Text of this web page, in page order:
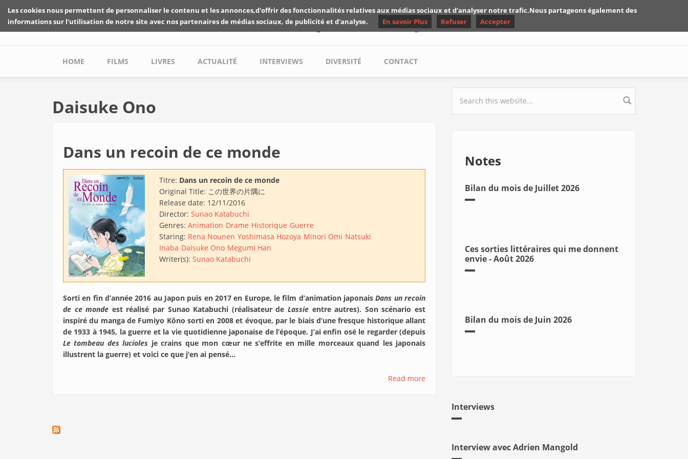
Skip to main content
Les critiques de Yuyine
Main menu
HOME FILMS LIVRES ACTUALITÉ INTERVIEWS DIVERSITÉ CONTACT
Daisuke Ono
Dans un recoin de ce monde
Titre: Dans un recoin de ce monde
Original Title: この世界の片隅に
Release date: 12/11/2016
Director: Sunao Katabuchi
Genres: Animation Drame Historique Guerre
Staring: Rena Nounen Yoshimasa Hozoya Minori Omi Natsuki
Inaba Daisuke Ono Megumi Han
Writer(s): Sunao Katabuchi
Sorti en fin d’année 2016 au Japon puis en 2017 en Europe, le film d’animation japonaisDans un recoin
de ce monde est réalisé par Sunao Katabuchi (réalisateur deLassie entre autres). Son scénario est
inspiré du manga de Fumiyo Kôno sorti en 2008 et évoque, par le biais d’une fresque historique allant
de 1933 à 1945, la guerre et la vie quotidienne japonaise de l’époque. J’ai enfin osé le regarder (depuis
Le tombeau des lucioles je crains que mon cœur ne s’effrite en mille morceaux quand les japonais
illustrent la guerre) et voici ce que j’en ai pensé…
Read more
Search form
Notes
Bilan du mois de Juillet 2026
Ces sorties littéraires qui me donnent
envie - Août 2026
Bilan du mois de Juin 2026
Interviews
Interview avec Adrien Mangold
Les cookies nous permettent de personnaliser le contenu et les annonces,d'offrir des fonctionnalités relatives aux médias sociaux et d'analyser notre trafic.Nous partageons également des
informations sur l'utilisation de notre site avec nos partenaires de médias sociaux, de publicité et d'analyse.
En savoir Plus Refuser Accepter